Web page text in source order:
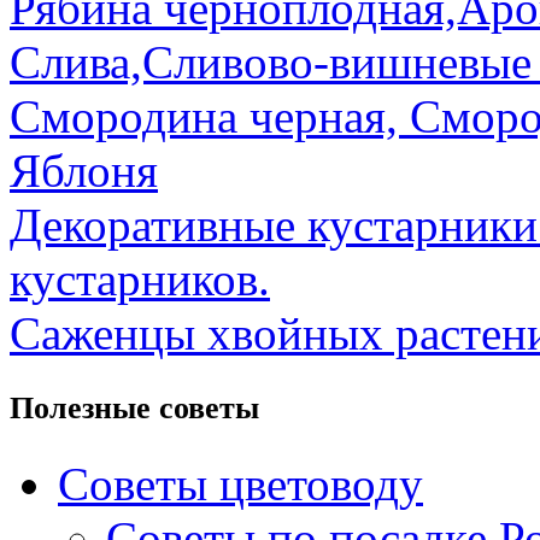
Слива,Сливово-
Смородина черная,
Яблоня
Декоративные
кустарников.
Саженцы хвойных
Полезные советы
Советы цветоводу